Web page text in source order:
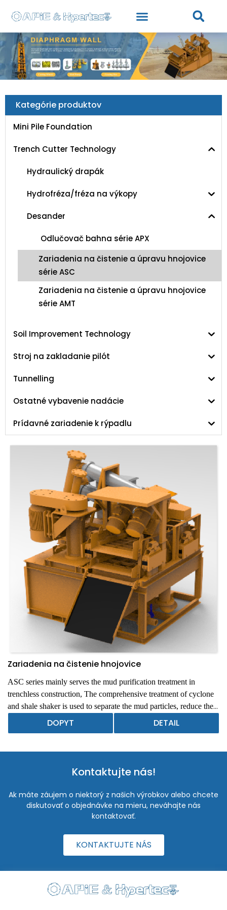
Kategórie produktov
Mini Pile Foundation
Trench Cutter Technology
Hydraulický drapák
Hydrofréza/fréza na výkopy
Desander
Odlučovač bahna série APX
Zariadenia na čistenie a úpravu hnojovice
série ASC
Zariadenia na čistenie a úpravu hnojovice
série AMT
Soil Improvement Technology
Stroj na zakladanie pilót
Tunnelling
Ostatné vybavenie nadácie
Prídavné zariadenie k rýpadlu
Zariadenia na čistenie hnojovice
ASC series mainly serves the mud purification treatment in
trenchless construction, The comprehensive treatment of cyclone
and shale shaker is used to separate the mud particles, reduce the
sand content of the mud, so that the mud can be recycled. It has
the advantages of saving the cost of mud making, meeting the
with the construction equipment includes horizontal directional
drilling rig, pipe jacking machine, etc.
DOPYT DETAIL
Kontaktujte nás!
Ak máte záujem o niektorý z našich výrobkov alebo chcete
diskutovať o objednávke na mieru, neváhajte nás
kontaktovať.
KONTAKTUJTE NÁS